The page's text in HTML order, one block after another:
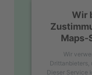
Wir
Maps-
Wir
Drittanbieters,
Dieser Service